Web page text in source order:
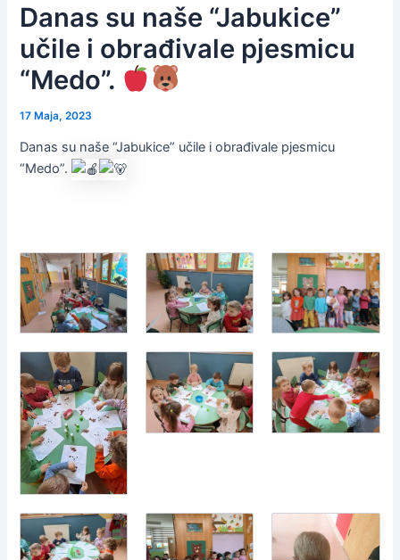
Danas su naše “Jabukice”
učile i obrađivale pjesmicu
“Medo”.
17 Maja, 2023
Danas su naše “Jabukice” učile i obrađivale pjesmicu
“Medo”.